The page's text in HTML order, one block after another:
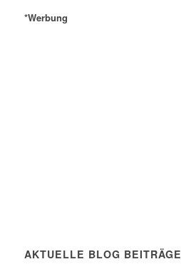
*Werbung
AKTUELLE BLOG BEITRÄGE